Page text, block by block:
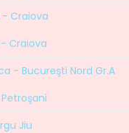
- Craiova
Craiova
- Bucureşti Nord Gr.A
Jiu